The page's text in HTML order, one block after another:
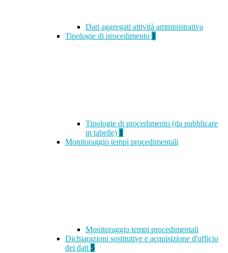
Dati aggregati attività amministrativa
Tipologie di procedimento 1
Tipologie di procedimento (da pubblicare
in tabelle) 1
Monitoraggio tempi procedimentali
Monitoraggio tempi procedimentali
Dichiarazioni sostitutive e acquisizione d'ufficio
dei dati 5